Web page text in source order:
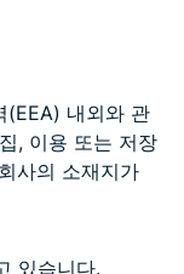
(EEA) 내외와 관
, 이용 또는 저장
사의 소재지가
있습니다.